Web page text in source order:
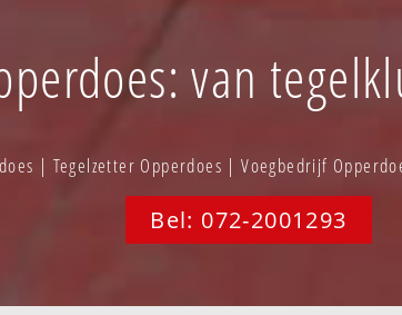
van
| Tegelzetter Opperdoes | Voegbedrijf
Bel: 072-2001293